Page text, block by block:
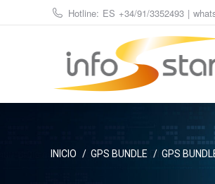
Hotline: ES +34/91/3352493 |
Estás aquí:
INICIO GPS BUNDLE GPS